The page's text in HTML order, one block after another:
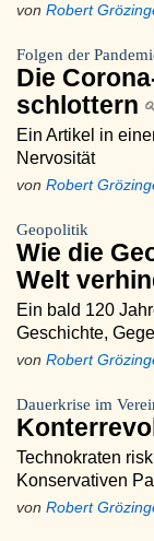
von Robert
Folgen der
Die
schlottern
Ein Artikel in
Nervosität
von Robert
Geopolitik
Wie die
Welt
Ein bald 120
Geschichte,
von Robert
Dauerkrise im
Technokraten
Konservativen
von Robert